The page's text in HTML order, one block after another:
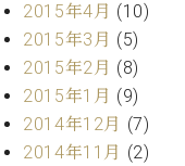
ビ
ス
(調
律)
調
律
師
2015年4月 (10)
2015年3月 (5)
2015年2月 (8)
2015年1月 (9)
2014年12月 (7)
2014年11月 (2)